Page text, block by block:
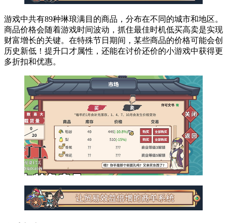
游戏中共有89种琳琅满目的商品，分布在不同的城市和地区。
商品价格会随着游戏时间波动，抓住最佳时机低买高卖是实现
财富增长的关键。在特殊节日期间，某些商品的价格可能会创
历史新低！提升口才属性，还能在讨价还价的小游戏中获得更
多折扣和优惠。